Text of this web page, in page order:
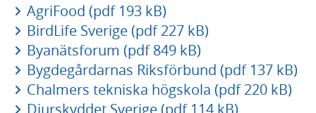
AgriFood (pdf 193 kB)
BirdLife Sverige (pdf 227 kB)
Byanätsforum (pdf 849 kB)
Bygdegårdarnas Riksförbund (pdf 137 kB)
Chalmers tekniska högskola (pdf 220 kB)
Djurskyddet Sverige (pdf 114 kB)